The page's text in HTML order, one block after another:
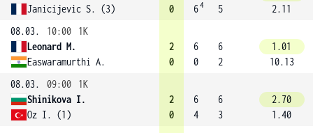
Janicijevic S. (3)
0
64
5
2.11
08.03.
10:00
1K
Leonard M.
Easwaramurthi A.
2
0
6
0
6
2
1.01
10.13
08.03.
09:00
1K
Shinikova I.
Oz I. (1)
2
0
6
4
6
3
2.70
1.40